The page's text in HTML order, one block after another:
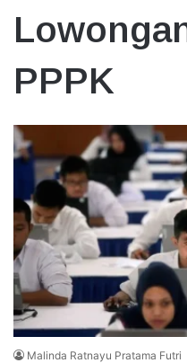
PPPK
Malinda Ratnayu Pratama Futri